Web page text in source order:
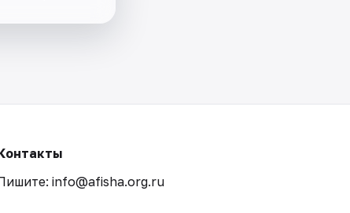
info@afisha.org.ru